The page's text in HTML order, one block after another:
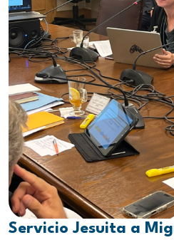
Servicio Jesuita a